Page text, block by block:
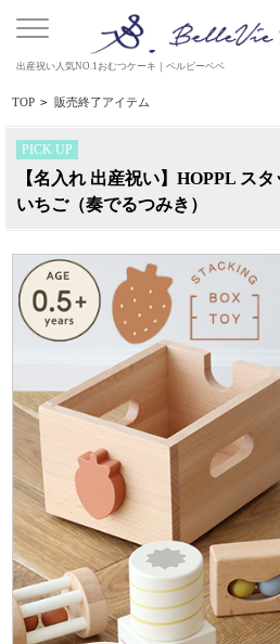
出産祝い人気NO.1おむつケーキ｜ベルビーベベ
TOP > 販売終了アイテム
PICK UP
【名入れ 出産祝い】HOPPL ス
いちご（奏でるつみき）